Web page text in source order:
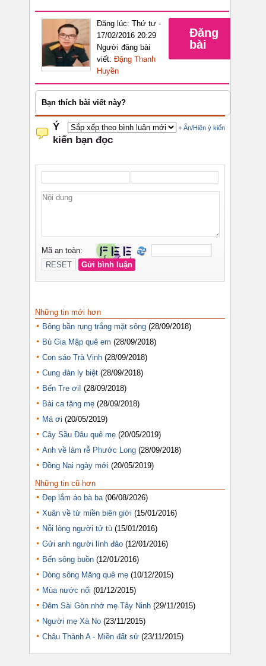
Đăng lúc: Thứ tư -
17/02/2016 20:29
Người đăng bài
viết: Đặng Thanh
Huyền
Đăng
bài
Bạn thích bài viết này?
Những tin mới hơn
Bông bần rụng trắng mặt sông (28/09/2018)
Bù Gia Mập quê em (28/09/2018)
Con sáo Trà Vinh (28/09/2018)
Cung đàn ly biệt (28/09/2018)
Bến Tre ơi! (28/09/2018)
Bài ca tặng mẹ (28/09/2018)
Má ơi (20/05/2019)
Cây Sầu Đâu quê mẹ (20/05/2019)
Anh về làm rễ Phước Long (28/09/2018)
Đồng Nai ngày mới (20/05/2019)
Những tin cũ hơn
Đẹp lắm áo bà ba (06/08/2026)
Xuân về từ miền biên giới (15/01/2016)
Nỗi lòng người tử tù (15/01/2016)
Gửi anh người lính đảo (12/01/2016)
Bến sông buồn (12/01/2016)
Dòng sông Măng quê mẹ (10/12/2015)
Mùa nước nổi (01/12/2015)
Đêm Sài Gòn nhớ mẹ Tây Ninh (29/11/2015)
Người mẹ Xà No (23/11/2015)
Châu Thành A - Miền đất sử (23/11/2015)